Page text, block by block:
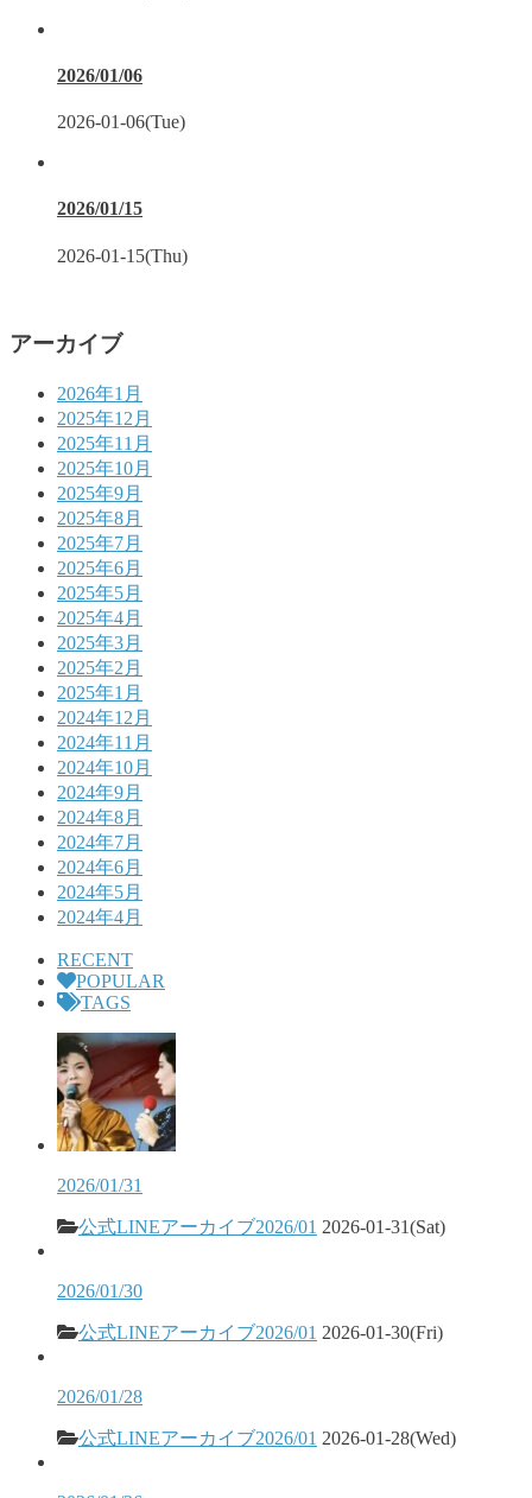
2026/01/06
2026-01-06(Tue)
2026/01/15
2026-01-15(Thu)
アーカイブ
2026年1月
2025年12月
2025年11月
2025年10月
2025年9月
2025年8月
2025年7月
2025年6月
2025年5月
2025年4月
2025年3月
2025年2月
2025年1月
2024年12月
2024年11月
2024年10月
2024年9月
2024年8月
2024年7月
2024年6月
2024年5月
2024年4月
RECENT
POPULAR
TAGS
2026/01/31
公式LINEアーカイブ2026/01 2026-01-31(Sat)
2026/01/30
公式LINEアーカイブ2026/01 2026-01-30(Fri)
2026/01/28
公式LINEアーカイブ2026/01 2026-01-28(Wed)